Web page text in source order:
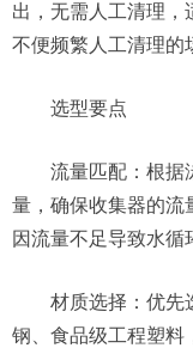
出，无需人工清理，
不便频繁人工清理的
选型要点
流量匹配：根据
量，确保收集器的流
因流量不足导致水循
材质选择：优先
钢、食品级工程塑料